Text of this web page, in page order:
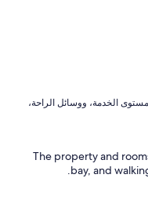
عناصر نالت الإعجاب: ⁦النظافة⁩، و⁦العاملون ومستوى الخدمة⁩، و⁦وسائل الراحة⁩،
The property and
bay, and